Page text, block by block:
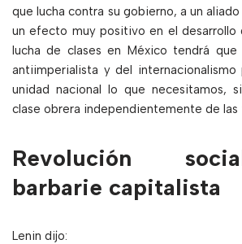
que lucha contra su gobierno, a un
un efecto muy positivo en el desarrollo
lucha de clases en México tendrá que
antiimperialista y del internacionalismo
unidad nacional lo que necesitamos,
clase obrera independientemente de las
Revolución
barbarie capitalista
Lenin dijo: